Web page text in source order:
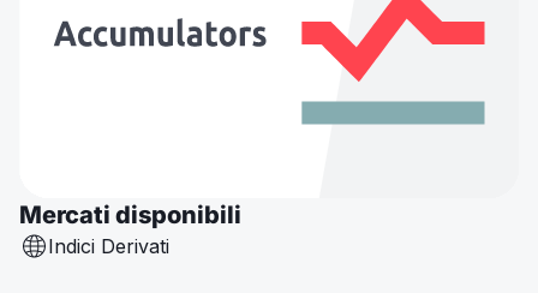
Mercati disponibili
Indici Derivati